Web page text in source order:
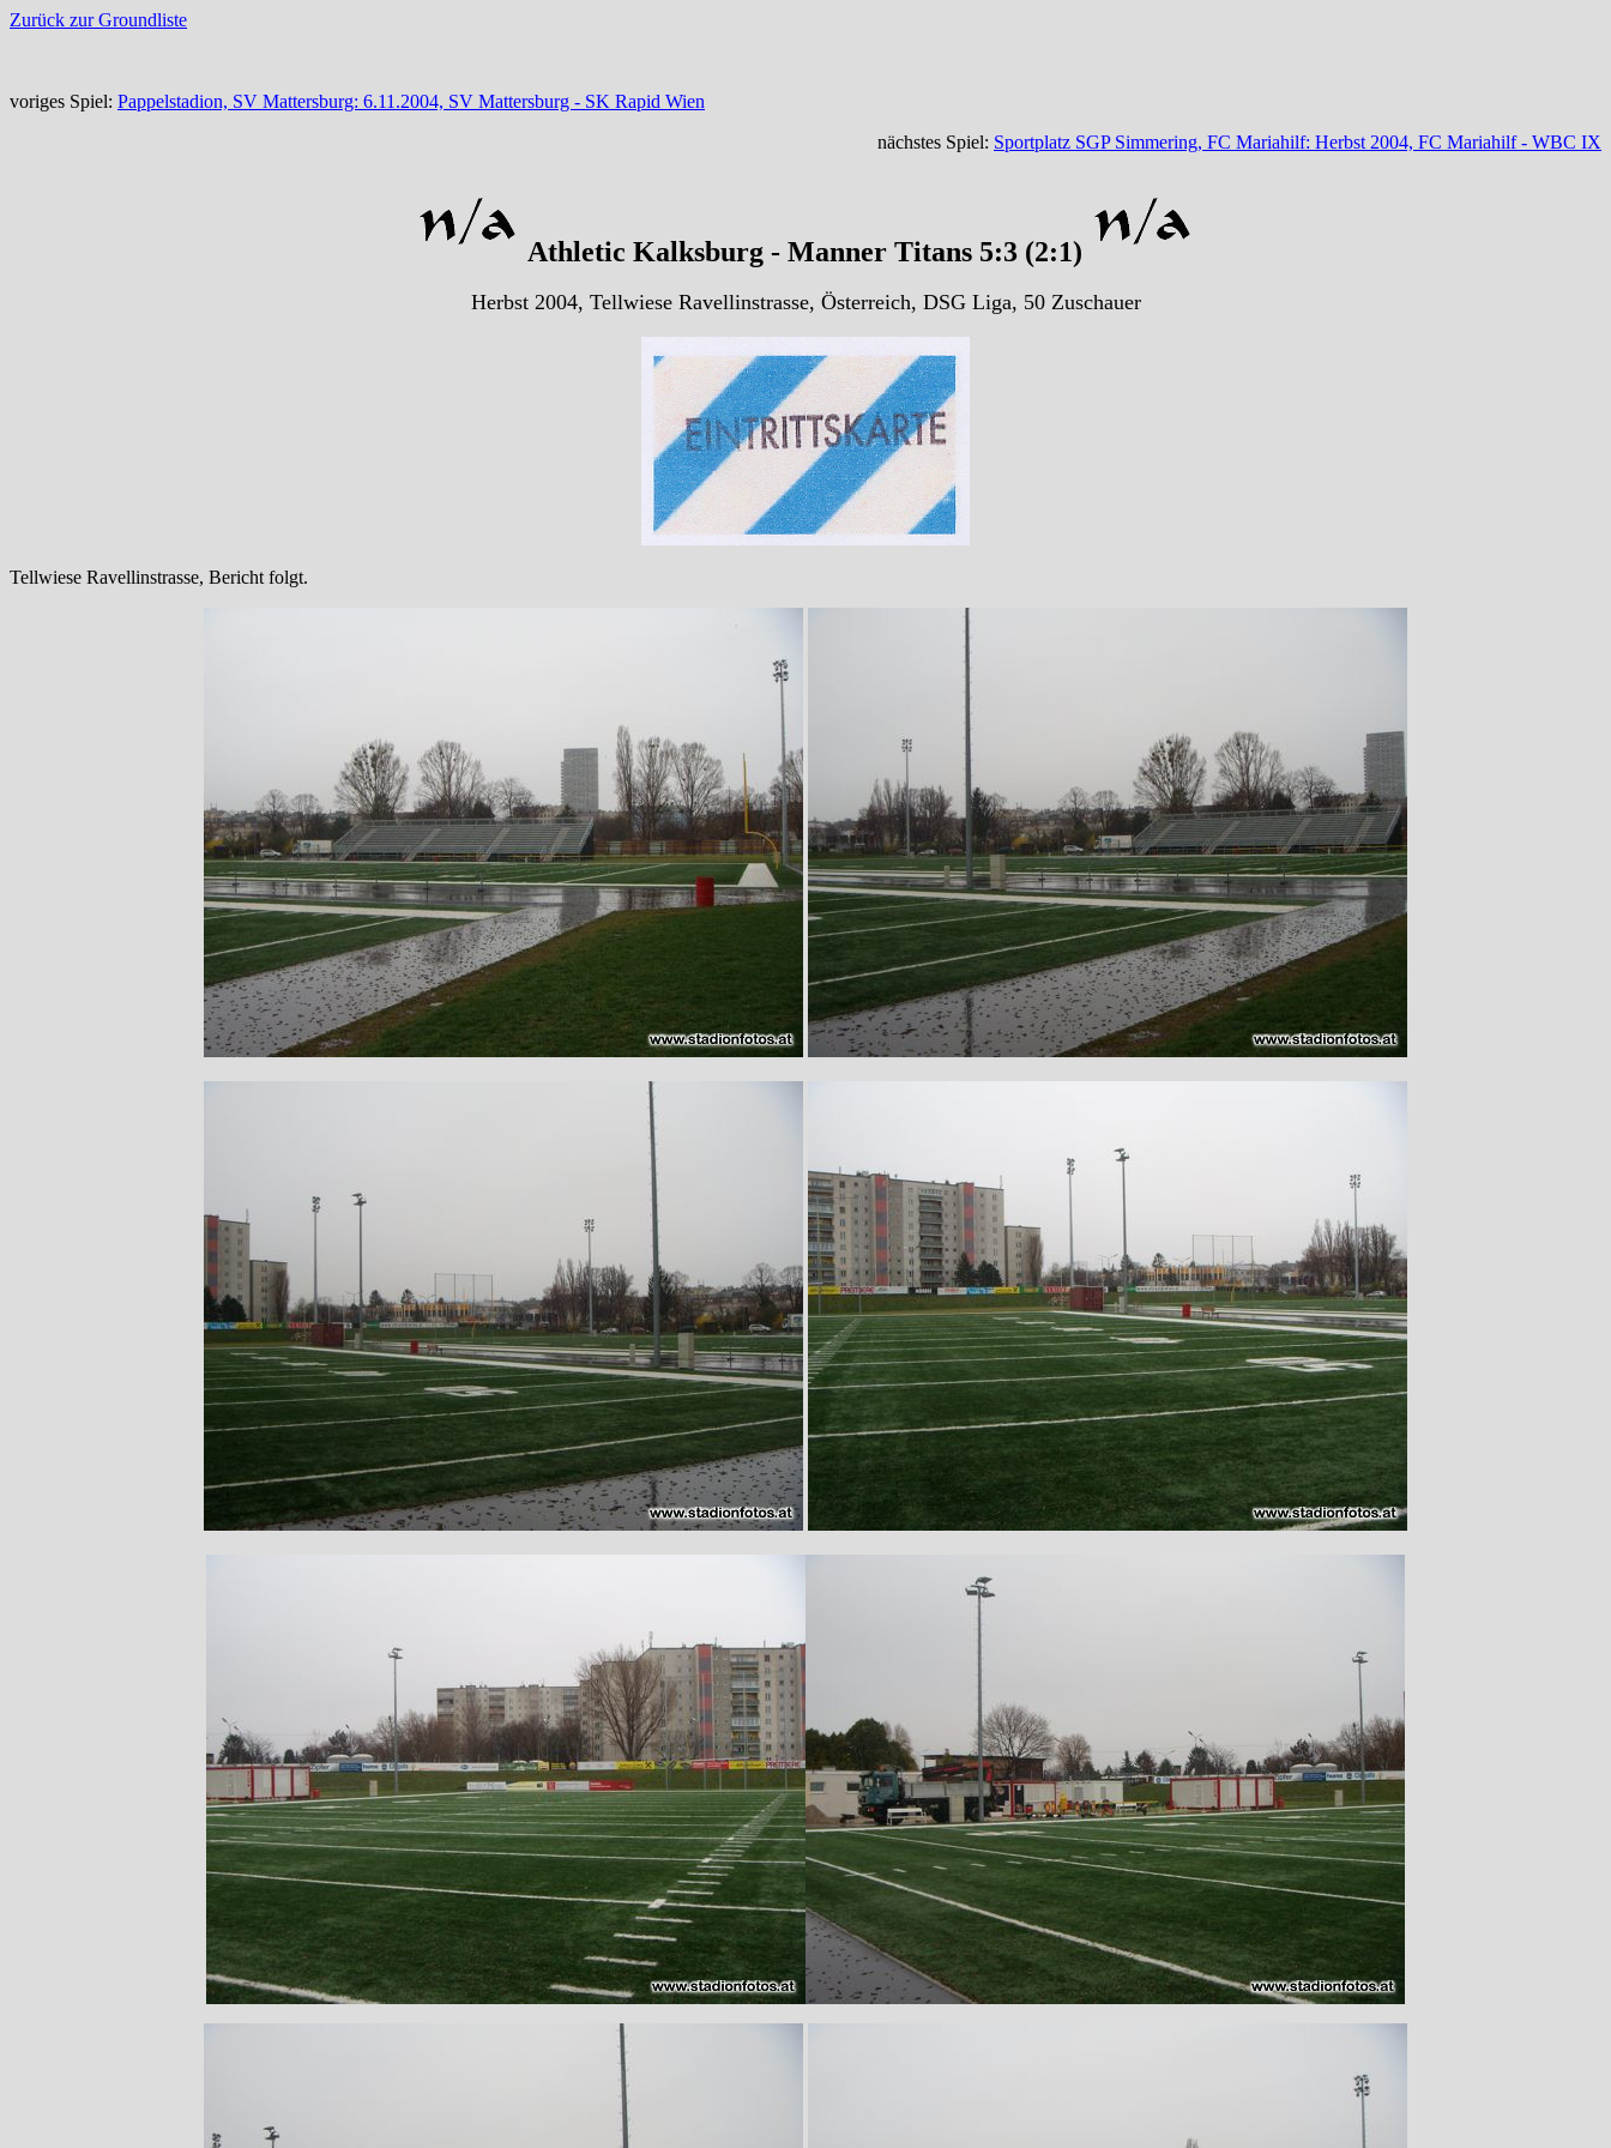
Zurück zur Groundliste
voriges Spiel: Pappelstadion, SV Mattersburg: 6.11.2004, SV Mattersburg - SK Rapid Wien
nächstes Spiel: Sportplatz SGP Simmering, FC Mariahilf: Herbst 2004, FC Mariahilf - WBC IX
Athletic Kalksburg - Manner Titans 5:3 (2:1)
Herbst 2004, Tellwiese Ravellinstrasse, Österreich, DSG Liga, 50 Zuschauer
Tellwiese Ravellinstrasse, Bericht folgt.